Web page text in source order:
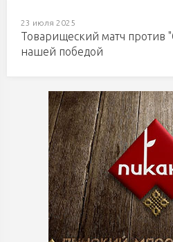
23 июля 2025
Товарищеский матч против
нашей победой